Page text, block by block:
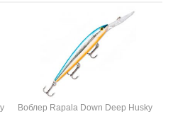
Воблер Rapala Down Deep Husky